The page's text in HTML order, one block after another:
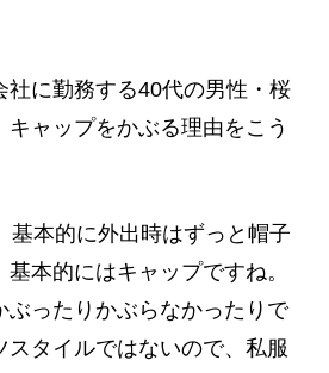
に勤務する40代の男性・桜
ャップをかぶる理由をこう
基本的に外出時はずっと帽子
本的にはキャップですね。
ぶったりかぶらなかったりで
スタイルではないので、私服